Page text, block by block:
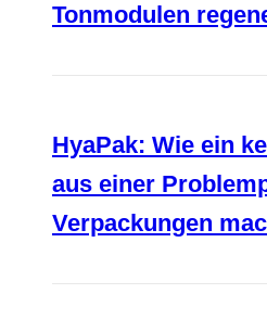
Tonmodulen
HyaPak: Wie ein
aus einer
Verpackungen